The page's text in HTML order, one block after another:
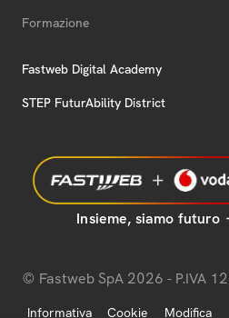
Formazione
Fastweb Digital Academy
STEP FuturAbility District
Insieme, siamo futuro
© Fastweb SpA 2026 - P.IVA
Informativa
Cookie
Modifica